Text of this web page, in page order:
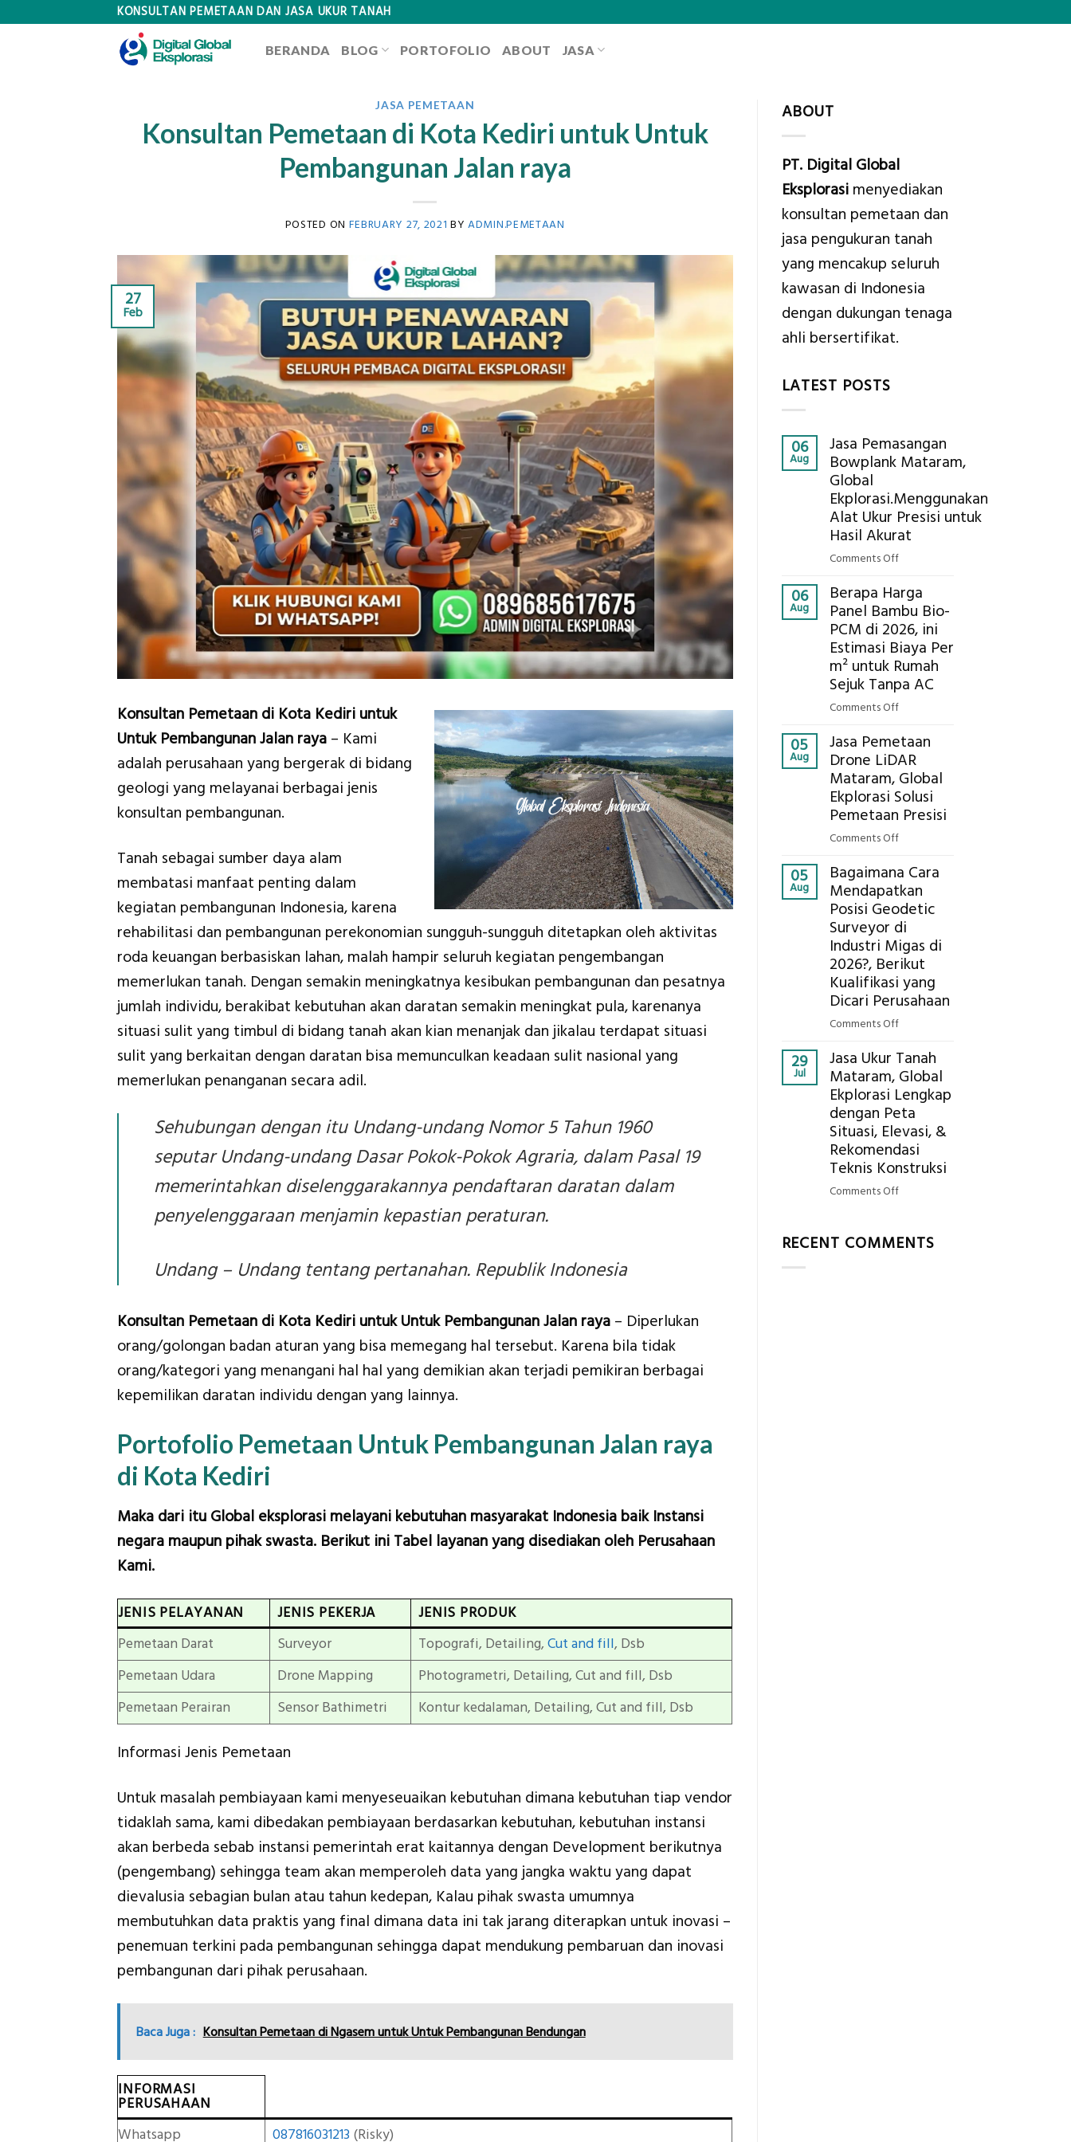
KONSULTAN PEMETAAN DAN JASA UKUR TANAH
BERANDA BLOG PORTOFOLIO ABOUT JASA
JASA PEMETAAN
Konsultan Pemetaan di Kota Kediri untuk Untuk
Pembangunan Jalan raya
POSTED ON FEBRUARY 27, 2021 BYADMIN.PEMETAAN
27
Feb
Konsultan Pemetaan di Kota Kediri untuk
Untuk Pembangunan Jalan raya – Kami
adalah perusahaan yang bergerak di bidang
geologi yang melayanai berbagai jenis
konsultan pembangunan.
Tanah sebagai sumber daya alam
membatasi manfaat penting dalam
kegiatan pembangunan Indonesia, karena
rehabilitasi dan pembangunan perekonomian sungguh-sungguh ditetapkan oleh aktivitas
roda keuangan berbasiskan lahan, malah hampir seluruh kegiatan pengembangan
memerlukan tanah. Dengan semakin meningkatnya kesibukan pembangunan dan pesatnya
jumlah individu, berakibat kebutuhan akan daratan semakin meningkat pula, karenanya
situasi sulit yang timbul di bidang tanah akan kian menanjak dan jikalau terdapat situasi
sulit yang berkaitan dengan daratan bisa memunculkan keadaan sulit nasional yang
memerlukan penanganan secara adil.
Sehubungan dengan itu Undang-undang Nomor 5 Tahun 1960
seputar Undang-undang Dasar Pokok-Pokok Agraria, dalam Pasal 19
memerintahkan diselenggarakannya pendaftaran daratan dalam
penyelenggaraan menjamin kepastian peraturan.
Undang – Undang tentang pertanahan. Republik Indonesia
Konsultan Pemetaan di Kota Kediri untuk Untuk Pembangunan Jalan raya – Diperlukan
orang/golongan badan aturan yang bisa memegang hal tersebut. Karena bila tidak
orang/kategori yang menangani hal hal yang demikian akan terjadi pemikiran berbagai
kepemilikan daratan individu dengan yang lainnya.
Portofolio Pemetaan Untuk Pembangunan Jalan raya
di Kota Kediri
Maka dari itu Global eksplorasi melayani kebutuhan masyarakat Indonesia baik Instansi
negara maupun pihak swasta. Berikut ini Tabel layanan yang disediakan oleh Perusahaan
Kami.
JENIS PELAYANAN JENIS PEKERJA
JENIS PRODUK
Pemetaan Darat
Surveyor Topografi, Detailing, Cut and fill, Dsb
Pemetaan Udara
Drone Mapping
Photogrametri, Detailing, Cut and fill, Dsb
Pemetaan Perairan
Sensor Bathimetri Kontur kedalaman, Detailing, Cut and fill, Dsb
Informasi Jenis Pemetaan
Untuk masalah pembiayaan kami menyeseuaikan kebutuhan dimana kebutuhan tiap vendor
tidaklah sama, kami dibedakan pembiayaan berdasarkan kebutuhan, kebutuhan instansi
akan berbeda sebab instansi pemerintah erat kaitannya dengan Development berikutnya
(pengembang) sehingga team akan memperoleh data yang jangka waktu yang dapat
dievalusia sebagian bulan atau tahun kedepan, Kalau pihak swasta umumnya
membutuhkan data praktis yang final dimana data ini tak jarang diterapkan untuk inovasi –
penemuan terkini pada pembangunan sehingga dapat mendukung pembaruan dan inovasi
pembangunan dari pihak perusahaan.
Baca Juga : Konsultan Pemetaan di Ngasem untuk Untuk Pembangunan Bendungan
INFORMASI
PERUSAHAAN
Whatsapp
087816031213 (Risky)
ABOUT
PT. Digital Global
Eksplorasimenyediakan
konsultan pemetaan dan
jasa pengukuran tanah
yang mencakup seluruh
kawasan di Indonesia
dengan dukungan tenaga
ahli bersertifikat.
LATEST POSTS
06
Aug
Jasa Pemasangan
Bowplank Mataram,
Global
Ekplorasi.Menggunakan
Alat Ukur Presisi untuk
Hasil Akurat
Comments Offon
Pemasangan
Bowplank
Mataram,
Global
Ekplorasi.Menggunakan
Alat
untuk
Hasil
Akurat
06
Aug
Berapa Harga
Panel Bambu Bio-
PCM di 2026, ini
Estimasi Biaya Per
m² untuk Rumah
Sejuk Tanpa AC
Comments Offon
Harga
Panel
Bambu
Bio-
PCM
Estimasi
Biaya
Per
m²
untuk
Rumah
Sejuk
Tanpa
AC
05
Aug
Jasa Pemetaan
Drone LiDAR
Mataram, Global
Ekplorasi Solusi
Pemetaan Presisi
Comments Offon
Pemetaan
Drone
LiDAR
Mataram,
Global
Ekplorasi
Solusi
Pemetaan
05
Aug
Bagaimana Cara
Mendapatkan
Posisi Geodetic
Surveyor di
Industri Migas di
2026?, Berikut
Kualifikasi yang
Dicari Perusahaan
Comments Offon
Cara
Mendapatkan
Posisi
Geodetic
Surveyor
di
Industri
Berikut
Kualifikasi
29
Jul
Jasa Ukur Tanah
Mataram, Global
Ekplorasi Lengkap
dengan Peta
Situasi, Elevasi, &
Rekomendasi
Teknis Konstruksi
Comments Offon
Tanah
RECENT COMMENTS